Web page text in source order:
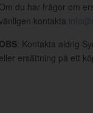
Om du har frågor om
kontakta
OBS: Kontakta aldrig
eller ersättning på ett